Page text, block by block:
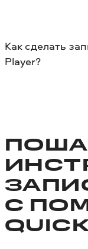
Как сделать
Player?
С